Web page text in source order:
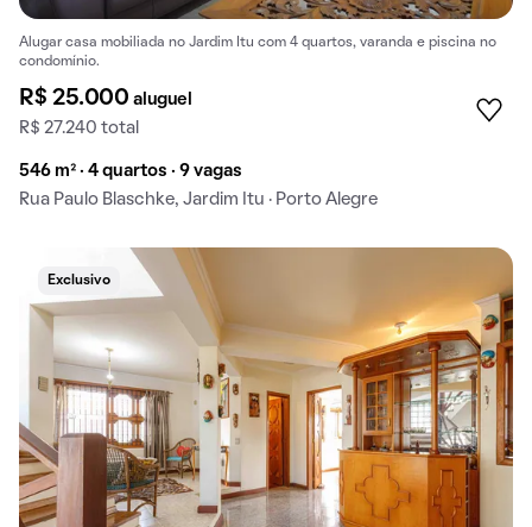
Alugar casa mobiliada no Jardim Itu com 4 quartos, varanda e piscina no
condomínio.
R$ 25.000aluguel
R$ 27.240 total
546 m² · 4 quartos · 9 vagas
Rua Paulo Blaschke, Jardim Itu · Porto Alegre
Exclusivo